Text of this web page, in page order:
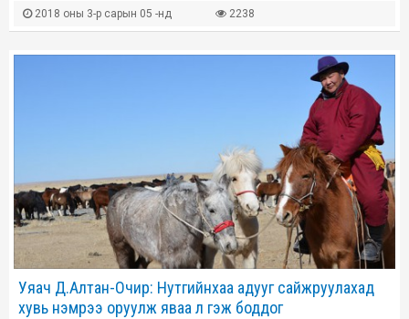
2018 оны 3-р сарын 05 -нд 2238
Уяач Д.Алтан-Очир: Нутгийнхаа адууг сайжруулахад
хувь нэмрээ оруулж яваа л гэж боддог